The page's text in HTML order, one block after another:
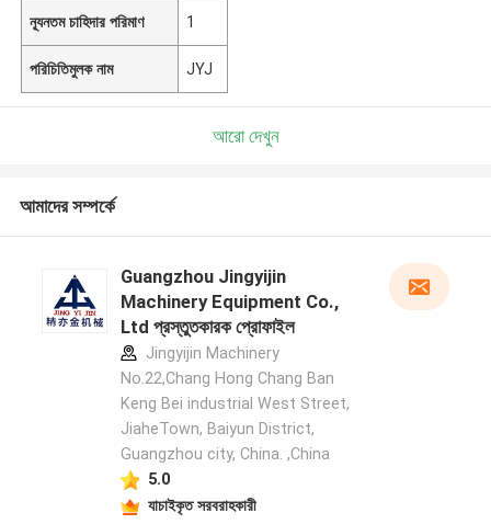
ন্যূনতম চাহিদার পরিমাণ 1
পরিচিতিমুলক নাম JYJ
আরো দেখুন
আমাদের সম্পর্কে
Guangzhou Jingyijin
Machinery Equipment Co.,
Ltd প্রস্তুতকারক প্রোফাইল
Jingyijin Machinery
No.22,Chang Hong Chang Ban
Keng Bei industrial West Street,
JiaheTown, Baiyun District,
Guangzhou city, China. ,China
5.0
যাচাইকৃত সরবরাহকারী